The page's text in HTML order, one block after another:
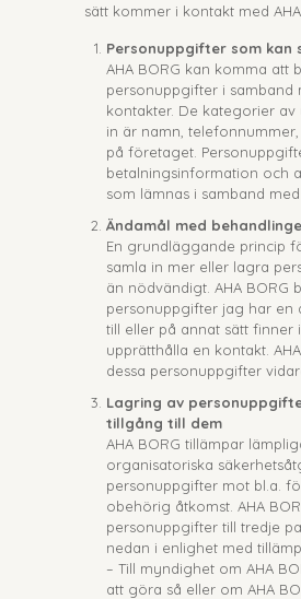
sätt kommer i kontakt med AHA
Personuppgifter som kan
AHA BORG kan komma att
personuppgifter i samband
kontakter. De kategorier
in är namn,
på företaget.
betalningsinformation och
som lämnas i samband
Ändamål med
En grundläggande princip
samla in mer eller lagra
än nödvändigt. AHA BORG
personuppgifter jag har en
till eller på annat sätt finner
upprätthålla en kontakt.
dessa personuppgifter
Lagring av
tillgång till dem
AHA BORG tillämpar
organisatoriska
personuppgifter mot bl.a.
obehörig åtkomst. AHA
personuppgifter till tredje
nedan i enlighet med
– Till myndighet om AHA
att göra så eller om AHA